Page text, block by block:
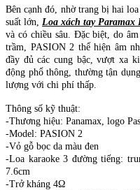
Bên cạnh đó, nhờ trang bị hai
suất lớn, Loa xách tay Paramax
và có chiều sâu. Đặc biệt, do
trầm, PASION 2 thể hiện âm
đầy đủ các cung bậc, vượt xa
động phổ thông, thường tận
lượng với chi phí thấp.
Thông số kỹ thuật:
-Thương hiệu: Panamax, logo
-Model: PASION 2
-Vỏ gỗ bọc da màu đen
-Loa karaoke 3 đường tiếng:
7.6cm
-Trở kháng 4Ω